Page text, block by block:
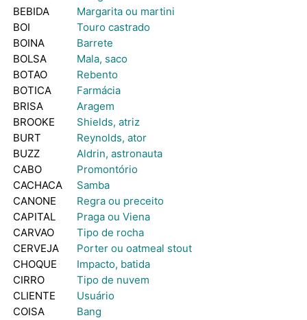
BEBIDA
Margarita ou martini
BOI
Touro castrado
BOINA
Barrete
BOLSA
Mala, saco
BOTAO
Rebento
BOTICA
Farmácia
BRISA
Aragem
BROOKE
Shields, atriz
BURT
Reynolds, ator
BUZZ
Aldrin, astronauta
CABO
Promontório
CACHACA
Samba
CANONE
Regra ou preceito
CAPITAL
Praga ou Viena
CARVAO
Tipo de rocha
CERVEJA
Porter ou oatmeal stout
CHOQUE
Impacto, batida
CIRRO
Tipo de nuvem
CLIENTE
Usuário
COISA
Bang